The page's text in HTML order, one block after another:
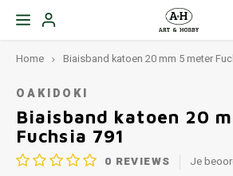
Home Biaisband katoen 20 mm 5 meter
OAKIDOKI
Biaisband katoen 20
Fuchsia 791
0 REVIEWS Je